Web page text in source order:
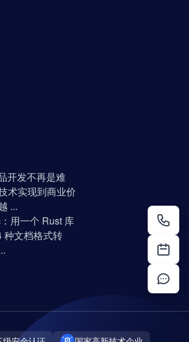
开发不再是难
术实现到商业价
...
用一个 Rust 库
种文档格式转